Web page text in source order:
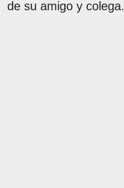
de su amigo y colega.